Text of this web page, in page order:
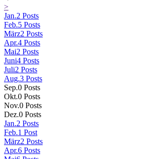
>
Jan.2 Posts
Feb.5 Posts
März2 Posts
Apr.4 Posts
Mai2 Posts
Juni4 Posts
Juli2 Posts
Aug.3 Posts
Sep.0 Posts
Okt.0 Posts
Nov.0 Posts
Dez.0 Posts
Jan.2 Posts
Feb.1 Post
März2 Posts
Apr.6 Posts